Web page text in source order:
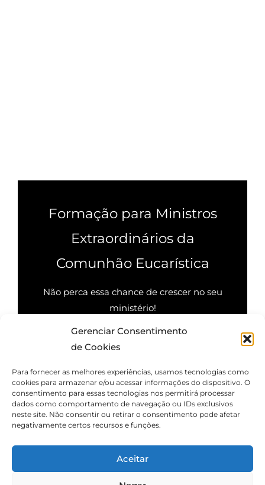
Gerenciar Consentimento
de Cookies
Para fornecer as melhores experiências, usamos tecnologias como
cookies para armazenar e/ou acessar informações do dispositivo. O
consentimento para essas tecnologias nos permitirá processar
dados como comportamento de navegação ou IDs exclusivos
neste site. Não consentir ou retirar o consentimento pode afetar
negativamente certos recursos e funções.
Aceitar
Formação para Ministros
Extraordinários da
Comunhão Eucarística
Não perca essa chance de crescer no seu
ministério!